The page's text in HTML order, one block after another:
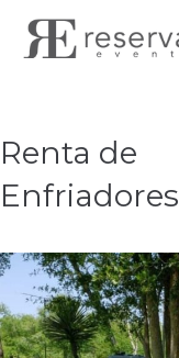
Renta de
Enfriadores